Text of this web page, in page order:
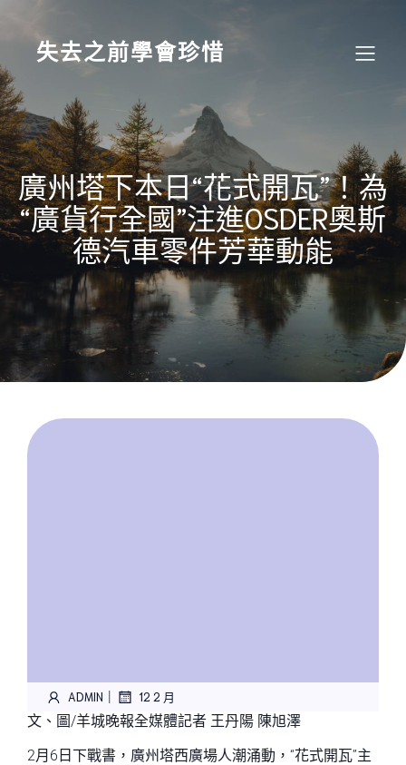
content
失去之前學會珍惜
廣州塔下本日“花式開瓦”！為
“廣貨行全國”注進OSDER奧斯
德汽車零件芳華動能
ADMIN | 12 2 月
文、圖/羊城晚報全媒體記者 王丹陽 陳旭澤
2月6日下戰書，廣州塔西廣場人潮涌動，“花式開瓦”主